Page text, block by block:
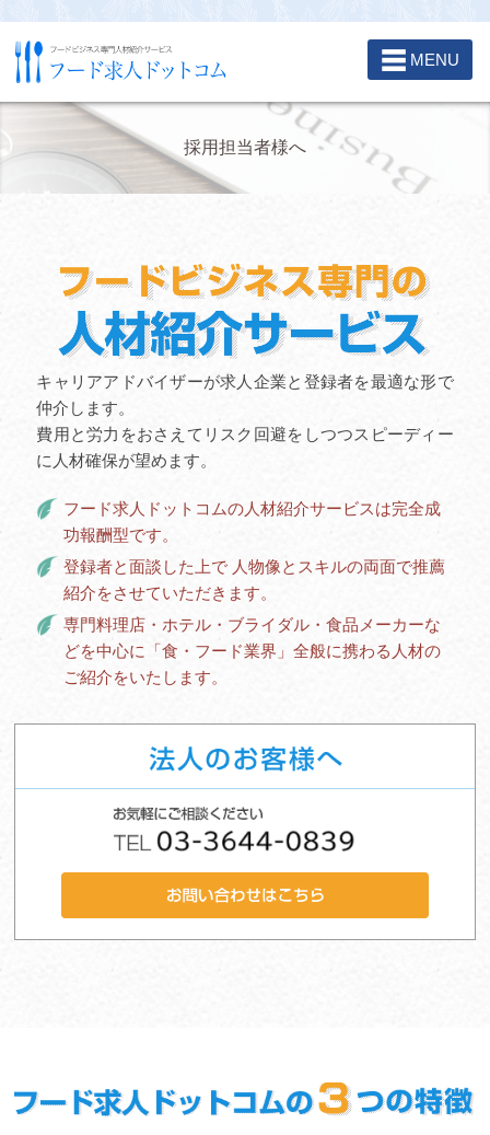
☰ MENU
採用担当者様へ
キャリアアドバイザーが求人企業と登録者を最適な形で
仲介します。
費用と労力をおさえてリスク回避をしつつスピーディー
に人材確保が望めます。
フード求人ドットコムの人材紹介サービスは完全成
功報酬型です。
登録者と面談した上で 人物像とスキルの両面で推薦
紹介をさせていただきます。
専門料理店・ホテル・ブライダル・食品メーカーな
どを中心に「食・フード業界」全般に携わる人材の
ご紹介をいたします。